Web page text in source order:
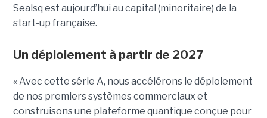
Sealsq est aujourd’hui au capital (minoritaire) de la
start-up française.
Un déploiement à partir de 2027
« Avec cette série A, nous accélérons le déploiement
de nos premiers systèmes commerciaux et
construisons une plateforme quantique conçue pour